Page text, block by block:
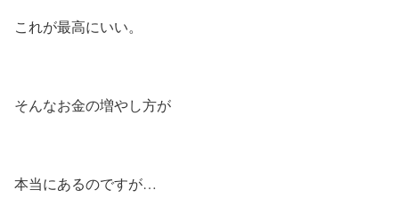
これが最高にいい。
そんなお金の増やし方が
本当にあるのですが…